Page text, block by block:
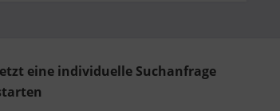
eine individuelle Suchanfrage